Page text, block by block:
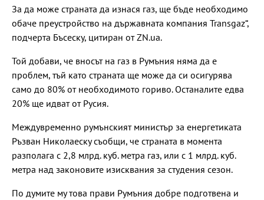
За да може страната да изнася газ, ще бъде необходимо
обаче преустройство на държавната компания Transgaz“,
подчерта Бъсеску, цитиран от ZN.ua.
Той добави, че вносът на газ в Румъния няма да е
проблем, тъй като страната ще може да си осигурява
само до 80% от необходимото гориво. Останалите едва
20% ще идват от Русия.
Междувременно румънският министър за енергетиката
Ръзван Николаеску съобщи, че страната в момента
разполага с 2,8 млрд. куб. метра газ, или с 1 млрд. куб.
метра над законовите изисквания за студения сезон.
По думите му това прави Румъния добре подготвена и